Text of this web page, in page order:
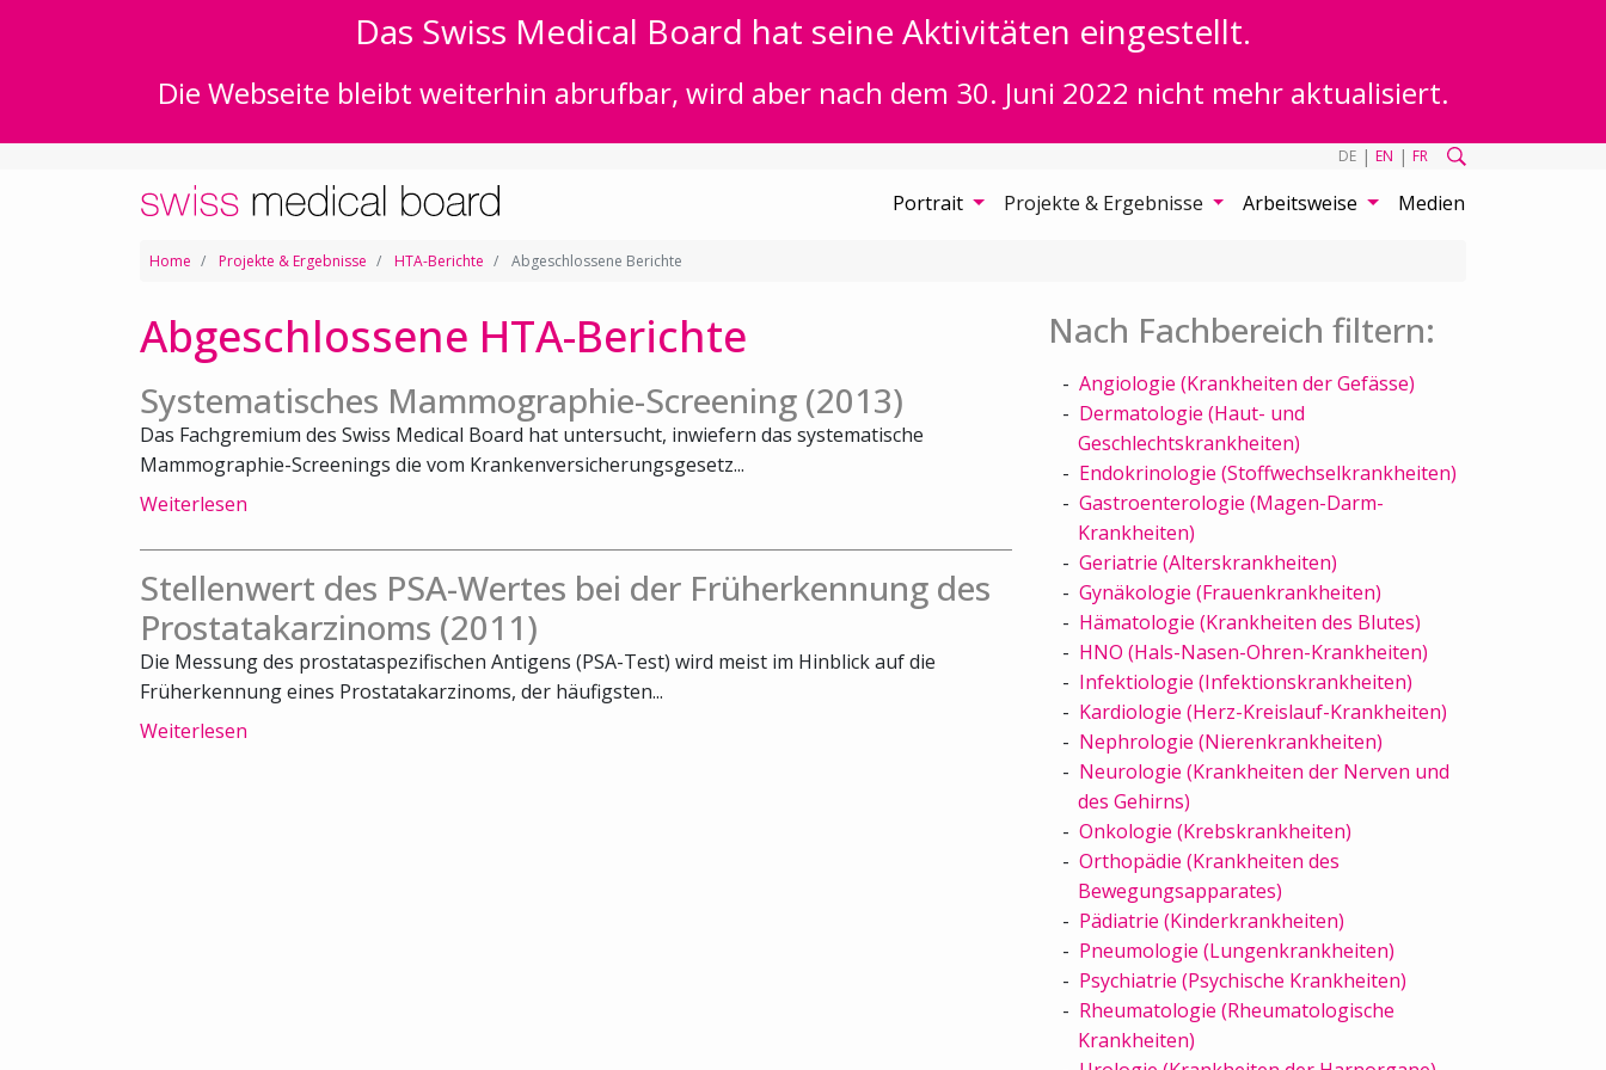
Das Swiss Medical Board hat seine Aktivitäten eingestellt.
Die Webseite bleibt weiterhin abrufbar, wird aber nach dem 30. Juni 2022 nicht mehr aktualisiert.
DE | EN | FR
Portrait Projekte & Ergebnisse Arbeitsweise Medien
Home Projekte & Ergebnisse HTA-Berichte Abgeschlossene Berichte
Abgeschlossene HTA-Berichte
Systematisches Mammographie-Screening (2013)
Das Fachgremium des Swiss Medical Board hat untersucht, inwiefern das systematische
Mammographie-Screenings die vom Krankenversicherungsgesetz...
Weiterlesen
Stellenwert des PSA-Wertes bei der Früherkennung des
Prostatakarzinoms (2011)
Die Messung des prostataspezifischen Antigens (PSA-Test) wird meist im Hinblick auf die
Früherkennung eines Prostatakarzinoms, der häufigsten...
Weiterlesen
Nach Fachbereich filtern:
Angiologie (Krankheiten der Gefässe)
Dermatologie (Haut- und
Geschlechtskrankheiten)
Endokrinologie (Stoffwechselkrankheiten)
Gastroenterologie (Magen-Darm-
Krankheiten)
Geriatrie (Alterskrankheiten)
Gynäkologie (Frauenkrankheiten)
Hämatologie (Krankheiten des Blutes)
HNO (Hals-Nasen-Ohren-Krankheiten)
Infektiologie (Infektionskrankheiten)
Kardiologie (Herz-Kreislauf-Krankheiten)
Nephrologie (Nierenkrankheiten)
Neurologie (Krankheiten der Nerven und
des Gehirns)
Onkologie (Krebskrankheiten)
Orthopädie (Krankheiten des
Bewegungsapparates)
Pädiatrie (Kinderkrankheiten)
Pneumologie (Lungenkrankheiten)
Psychiatrie (Psychische Krankheiten)
Rheumatologie (Rheumatologische
Krankheiten)